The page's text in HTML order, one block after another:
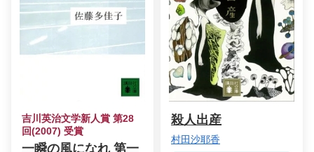
吉川英治文学新人賞 第28
回(2007) 受賞
一瞬の風になれ 第一
殺人出産
村田沙耶香